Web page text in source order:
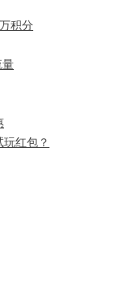
积分
量
红包？